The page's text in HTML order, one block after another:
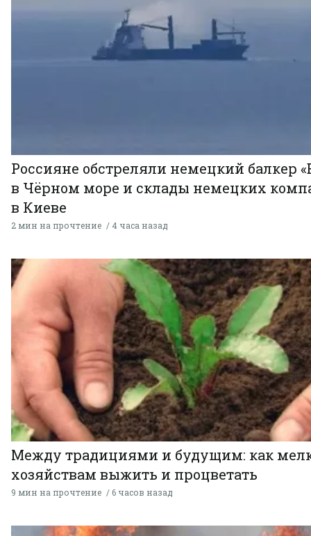
Россияне обстреляли немецкий балкер
в Чёрном море и склады немецких
в Киеве
2 мин на прочтение 4 часа назад
Между традициями и будущим: как
хозяйствам выжить и процветать
9 мин на прочтение 6 часов назад